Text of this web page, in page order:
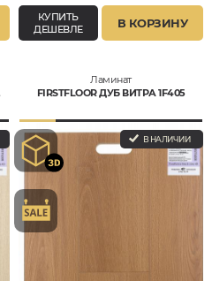
КУПИТЬ
ДЕШЕВЛЕ
В КОРЗИНУ
Ламинат
FIRSTFLOOR ДУБ ВИТРА 1F405
В НАЛИЧИИ